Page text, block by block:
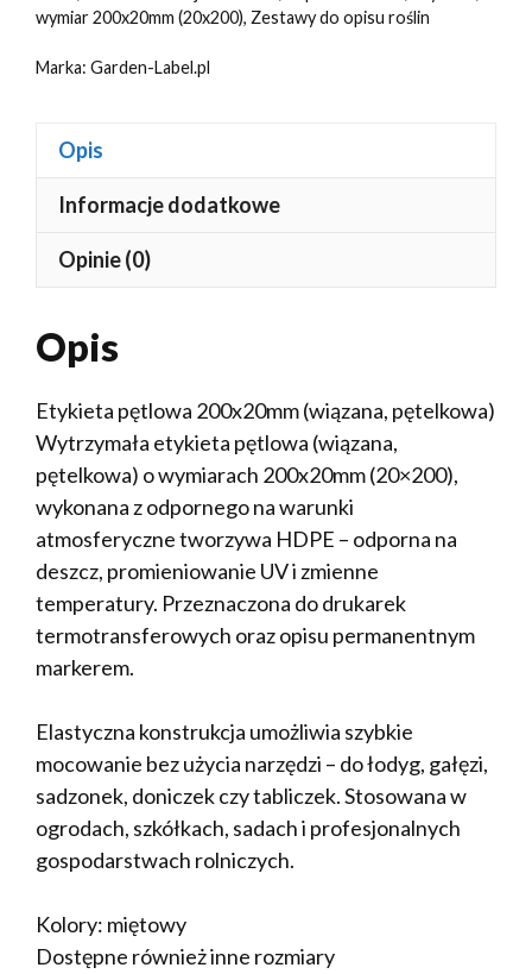
wymiar 200x20mm (20x200), Zestawy do opisu roślin
Marka: Garden-Label.pl
Opis
Informacje dodatkowe
Opinie (0)
Opis
Etykieta pętlowa 200x20mm (wiązana, pętelkowa)
Wytrzymała etykieta pętlowa (wiązana,
pętelkowa) o wymiarach 200x20mm (20×200),
wykonana z odpornego na warunki
atmosferyczne tworzywa HDPE – odporna na
deszcz, promieniowanie UV i zmienne
temperatury. Przeznaczona do drukarek
termotransferowych oraz opisu permanentnym
markerem.
Elastyczna konstrukcja umożliwia szybkie
mocowanie bez użycia narzędzi – do łodyg, gałęzi,
sadzonek, doniczek czy tabliczek. Stosowana w
ogrodach, szkółkach, sadach i profesjonalnych
gospodarstwach rolniczych.
Kolory: miętowy
Dostępne również inne rozmiary